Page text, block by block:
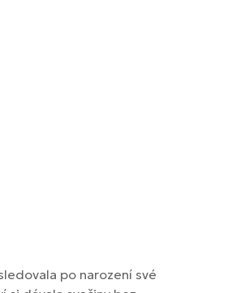
po narození své